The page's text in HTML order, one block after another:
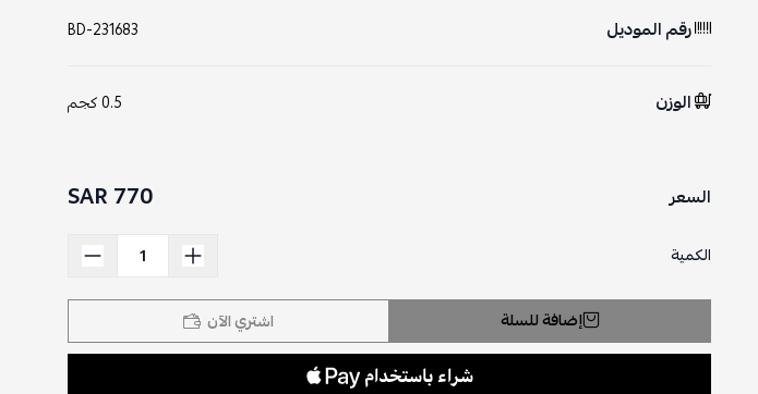
رقم الموديل BD-231683
الوزن 0.5 كجم
السعر 770 SAR
الكمية
إضافة للسلة اشتري الآن